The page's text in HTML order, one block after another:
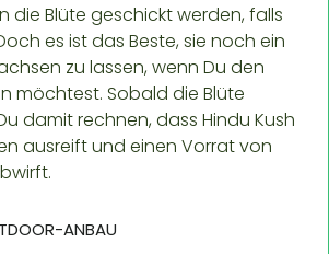
die Blüte geschickt werden, falls
es ist das Beste, sie noch ein
zu lassen, wenn Du den
möchtest. Sobald die Blüte
damit rechnen, dass Hindu Kush
ausreift und einen Vorrat von
ANBAU